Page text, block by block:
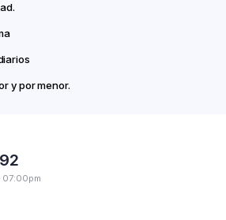
y por menor.
07:00pm